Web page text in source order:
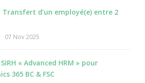
: Transfert d’un employé(e) entre 2
07 Nov 2025
SIRH « Advanced HRM » pour
365 BC & FSC